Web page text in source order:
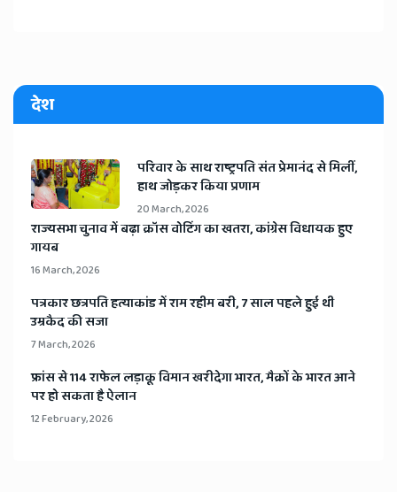
देश
​परिवार के साथ राष्ट्रपति संत प्रेमानंद से मिलीं,
हाथ जोड़कर किया प्रणाम
20 March, 2026
​राज्यसभा चुनाव में बढ़ा क्रॉस वोटिंग का खतरा, कांग्रेस विधायक हुए
गायब
16 March, 2026
​पत्रकार छत्रपति हत्याकांड में राम रहीम बरी, 7 साल पहले हुई थी
उम्रकैद की सजा
7 March, 2026
​फ्रांस से 114 राफेल लड़ाकू विमान खरीदेगा भारत, मैक्रों के भारत आने
पर हो सकता है ऐलान
12 February, 2026